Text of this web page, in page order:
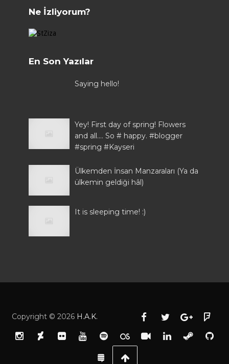
Ne İzliyorum?
En Son Yazılar
Saying hello!
Yey! First day of spring! Flowers
and all.... So # happy. #blogger
#spring #Kayseri
Ülkemden İnsan Manzaraları (Ya da
ülkemin geldiği hâl)
It is sleeping time! :)
Copyright ©2026 H.A.K.